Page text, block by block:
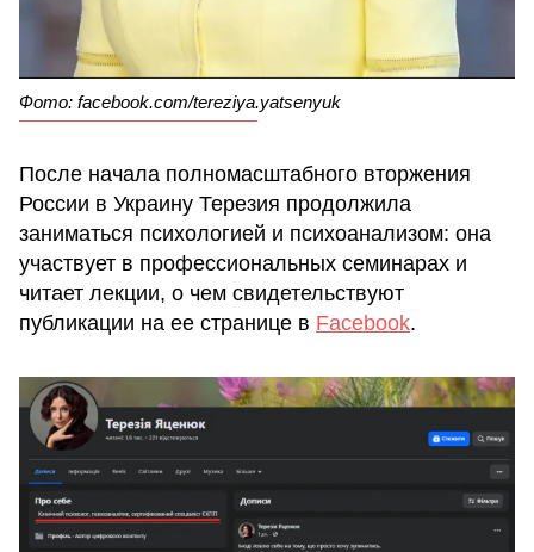
Фото: facebook.com/tereziya.yatsenyuk
После начала полномасштабного вторжения
России в Украину Терезия продолжила
заниматься психологией и психоанализом: она
участвует в профессиональных семинарах и
читает лекции, о чем свидетельствуют
публикации на ее странице в Facebook.